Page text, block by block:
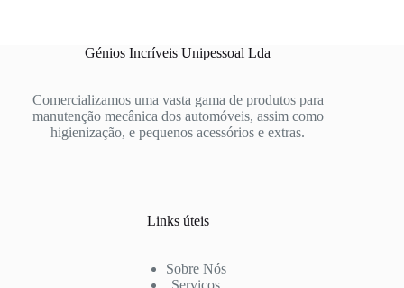
Génios Incríveis Unipessoal Lda
Comercializamos uma vasta gama de produtos para
manutenção mecânica dos automóveis, assim como
higienização, e pequenos acessórios e extras.
Links úteis
Sobre Nós